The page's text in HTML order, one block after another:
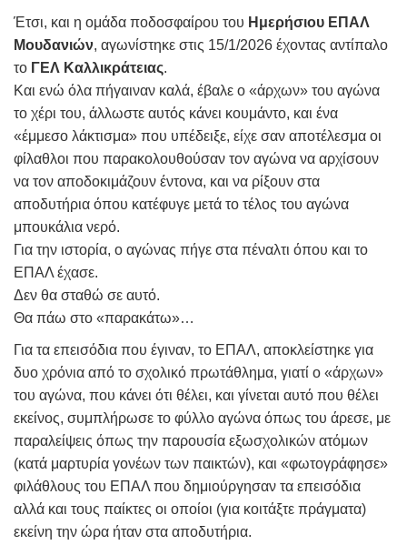
Έτσι, και η ομάδα ποδοσφαίρου του Ημερήσιου ΕΠΑΛ
Μουδανιών, αγωνίστηκε στις 15/1/2026 έχοντας αντίπαλο
το ΓΕΛ Καλλικράτειας.
Και ενώ όλα πήγαιναν καλά, έβαλε ο «άρχων» του αγώνα
το χέρι του, άλλωστε αυτός κάνει κουμάντο, και ένα
«έμμεσο λάκτισμα» που υπέδειξε, είχε σαν αποτέλεσμα οι
φίλαθλοι που παρακολουθούσαν τον αγώνα να αρχίσουν
να τον αποδοκιμάζουν έντονα, και να ρίξουν στα
αποδυτήρια όπου κατέφυγε μετά το τέλος του αγώνα
μπουκάλια νερό.
Για την ιστορία, ο αγώνας πήγε στα πέναλτι όπου και το
ΕΠΑΛ έχασε.
Δεν θα σταθώ σε αυτό.
Θα πάω στο «παρακάτω»…
Για τα επεισόδια που έγιναν, το ΕΠΑΛ, αποκλείστηκε για
δυο χρόνια από το σχολικό πρωτάθλημα, γιατί ο «άρχων»
του αγώνα, που κάνει ότι θέλει, και γίνεται αυτό που θέλει
εκείνος, συμπλήρωσε το φύλλο αγώνα όπως του άρεσε, με
παραλείψεις όπως την παρουσία εξωσχολικών ατόμων
(κατά μαρτυρία γονέων των παικτών), και «φωτογράφησε»
φιλάθλους του ΕΠΑΛ που δημιούργησαν τα επεισόδια
αλλά και τους παίκτες οι οποίοι (για κοιτάξτε πράγματα)
εκείνη την ώρα ήταν στα αποδυτήρια.